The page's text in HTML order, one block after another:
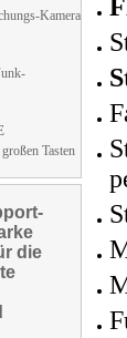
Kamera
Tasten
die